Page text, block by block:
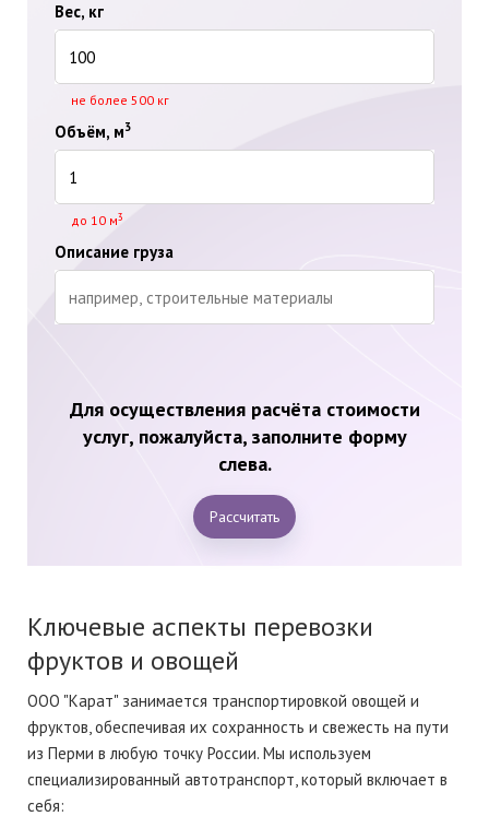
Вес, кг
не более 500 кг
Объём, м3
до 10 м3
Описание груза
Для осуществления расчёта стоимости
услуг, пожалуйста, заполните форму
слева.
Рассчитать
Ключевые аспекты перевозки
фруктов и овощей
ООО "Карат" занимается транспортировкой овощей и
фруктов, обеспечивая их сохранность и свежесть на пути
из Перми в любую точку России. Мы используем
специализированный автотранспорт, который включает в
себя: